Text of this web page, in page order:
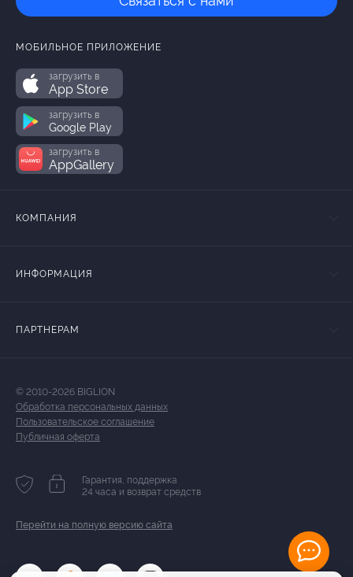
МОБИЛЬНОЕ ПРИЛОЖЕНИЕ
загрузить в
App Store
загрузить в
Google Play
загрузить в
AppGallery
КОМПАНИЯ
ИНФОРМАЦИЯ
ПАРТНЕРАМ
© 2010-2026 BIGLION
Обработка персональных данных
Пользовательское соглашение
Публичная оферта
Гарантия, поддержка
24 часа и возврат средств
Перейти на полную версию сайта